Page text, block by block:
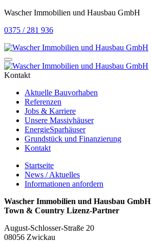
Wascher Immobilien und Hausbau GmbH
0375 / 281 936
Kontakt
Aktuelle Bauvorhaben
Referenzen
Jobs & Karriere
Unsere Massivhäuser
EnergieSparhäuser
Grundstück und Finanzierung
Kontakt
Startseite
News / Aktuelles
Informationen anfordern
Wascher Immobilien und Hausbau GmbH
Town & Country Lizenz-Partner
August-Schlosser-Straße 20
08056 Zwickau